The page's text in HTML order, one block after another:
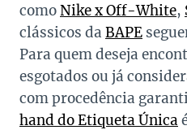
comoNike x Off-White,
clássicos da BAPE
Para quem deseja
esgotados ou já
com procedência
hand do Etiqueta Única